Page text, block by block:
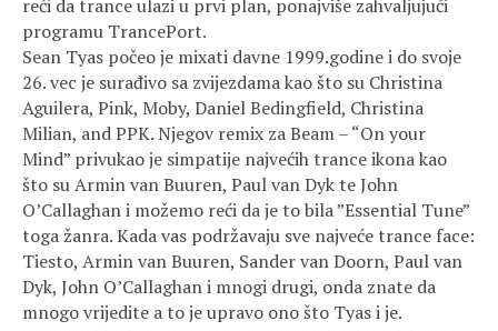
reći da trance ulazi u prvi plan, ponajviše zahvaljujući
programu TrancePort.
Sean Tyas počeo je mixati davne 1999.godine i do svoje
26. vec je surađivo sa zvijezdama kao što su Christina
Aguilera, Pink, Moby, Daniel Bedingfield, Christina
Milian, and PPK. Njegov remix za Beam – “On your
Mind” privukao je simpatije najvećih trance ikona kao
što su Armin van Buuren, Paul van Dyk te John
O’Callaghan i možemo reći da je to bila ”Essential Tune”
toga žanra. Kada vas podržavaju sve najveće trance face:
Tiesto, Armin van Buuren, Sander van Doorn, Paul van
Dyk, John O’Callaghan i mnogi drugi, onda znate da
mnogo vrijedite a to je upravo ono što Tyas i je.